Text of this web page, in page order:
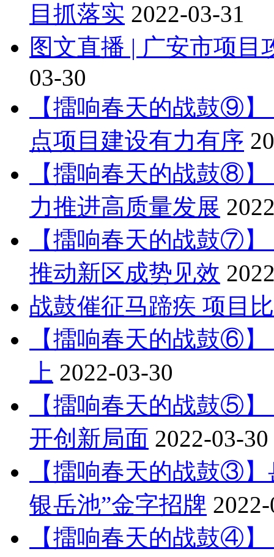
目抓落实 2022-03-31
图文直播 | 广安市项目
03-30
【擂响春天的战鼓⑨
点项目建设有力有序
【擂响春天的战鼓⑧
力推进高质量发展
【擂响春天的战鼓⑦
推动新区成势见效
战鼓催征马蹄疾 项目
【擂响春天的战鼓⑥
上 2022-03-30
【擂响春天的战鼓⑤
开创新局面 2022-03-30
【擂响春天的战鼓③
银岳池”金字招牌
【擂响春天的战鼓④